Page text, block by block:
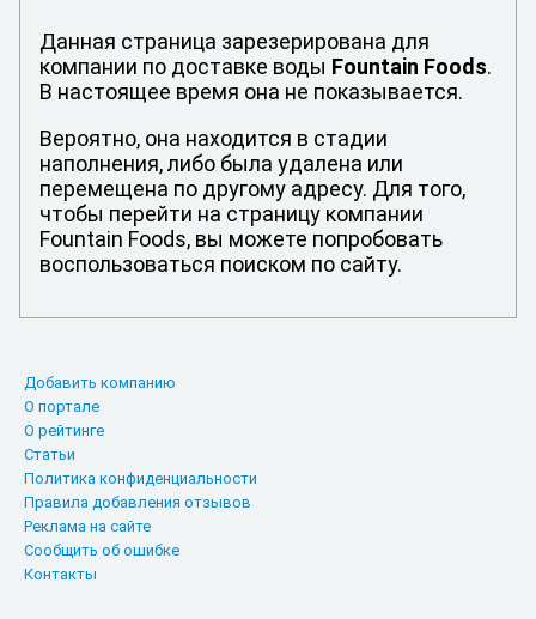
Данная страница зарезерирована для
компании по доставке воды Fountain Foods.
В настоящее время она не показывается.
Вероятно, она находится в стадии
наполнения, либо была удалена или
перемещена по другому адресу. Для того,
чтобы перейти на страницу компании
Fountain Foods, вы можете попробовать
воспользоваться поиском по сайту.
Добавить компанию
О портале
О рейтинге
Статьи
Политика конфиденциальности
Правила добавления отзывов
Реклама на сайте
Сообщить об ошибке
Контакты